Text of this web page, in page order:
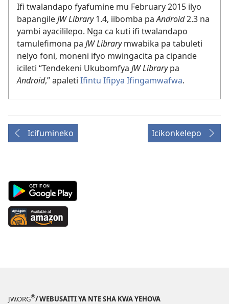
Ifi twalandapo fyafumine mu February 2015 ilyo
bapangileJW Library1.4, iibomba paAndroid2.3 na
yambi ayacililepo. Nga ca kuti ifi twalandapo
tamulefimona pa JW Librarymwabika pa tabuleti
nelyo foni, moneni ifyo mwingacita pa cipande
icileti “Tendekeni Ukubomfya JW Librarypa
Android,” apaleti Ifintu Ifipya Ifingamwafwa.
Icifumineko Icikonkelepo
Android
App
on
Google
Available
at
JW.ORG®/ WEBUSAITI YA NTE SHA KWA YEHOVA